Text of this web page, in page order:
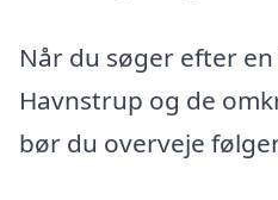
Når du søger efter
Havnstrup og de
bør du overveje